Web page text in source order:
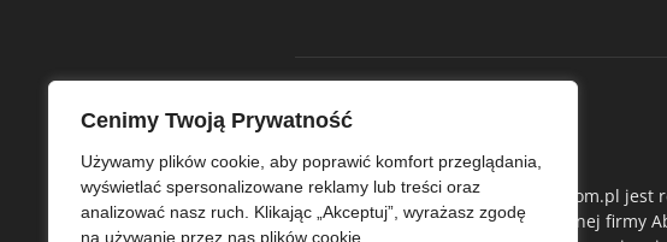
Cenimy Twoją Prywatność
Używamy plików cookie, aby poprawić komfort przeglądania,
wyświetlać spersonalizowane reklamy lub treści oraz
analizować nasz ruch. Klikając „Akceptuj”, wyrażasz zgodę
na używanie przez nas plików cookie.
Ekoedu.com.pl jest
Ekologicznej firmy